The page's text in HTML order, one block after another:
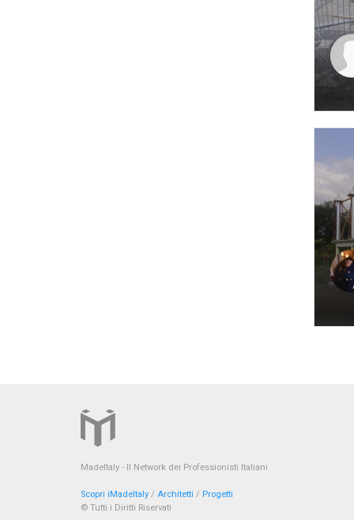
MadeItaly - Il Network dei Professionisti Italiani
Scopri iMadeItaly / Architetti / Progetti
© Tutti i Diritti Riservati